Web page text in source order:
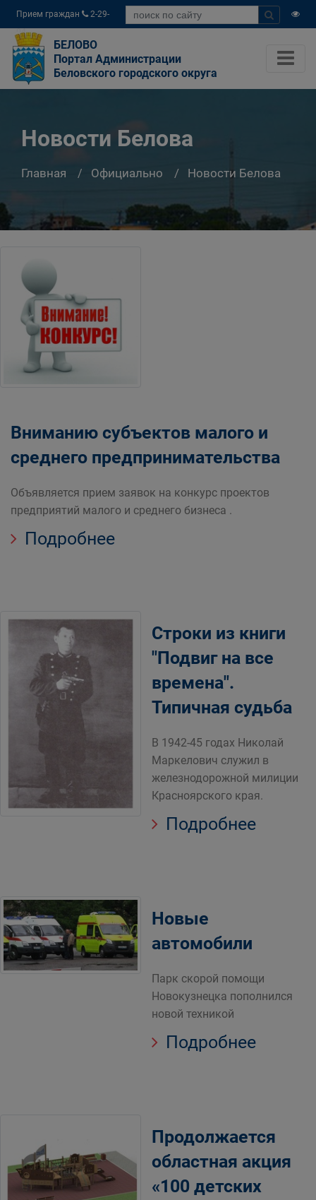
Прием граждан
2-29-
04
БЕЛОВО
Портал Администрации
Беловского городского округа
Новости Белова
Главная Официально Новости Белова
Вниманию субъектов малого и
среднего предпринимательства
Объявляется прием заявок на конкурс проектов
предприятий малого и среднего бизнеса .
Подробнее
Строки из книги
"Подвиг на все
времена".
Типичная судьба
В 1942-45 годах Николай
Маркелович служил в
железнодорожной милиции
Красноярского края.
Подробнее
Новые
автомобили
Парк скорой помощи
Новокузнецка пополнился
новой техникой
Подробнее
Продолжается
областная акция
«100 детских